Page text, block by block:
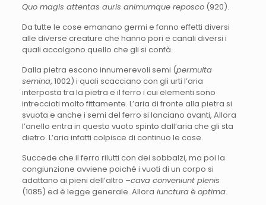
Quo magis attentas auris animumque reposco(920).
Da tutte le cose emanano germi e fanno effetti diversi
alle diverse creature che hanno pori e canali diversi i
quali accolgono quello che gli si confà.
Dalla pietra escono innumerevoli semi (permulta
semina, 1002) i quali scacciano con gli urti l’aria
interposta tra la pietra e il ferro i cui elementi sono
intrecciati molto fittamente. L’aria di fronte alla pietra si
svuota e anche i semi del ferro si lanciano avanti, Allora
l’anello entra in questo vuoto spinto dall’aria che gli sta
dietro. L’aria infatti colpisce di continuo le cose.
Succede che il ferro rilutti con dei sobbalzi, ma poi la
congiunzione avviene poiché i vuoti di un corpo si
adattano ai pieni dell’altro –cava conveniunt plenis
(1085) ed è legge generale. Allora iuncturaè optima.